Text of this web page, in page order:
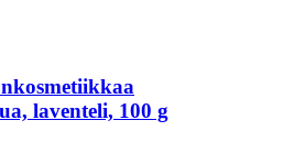
laventeli, 100 g